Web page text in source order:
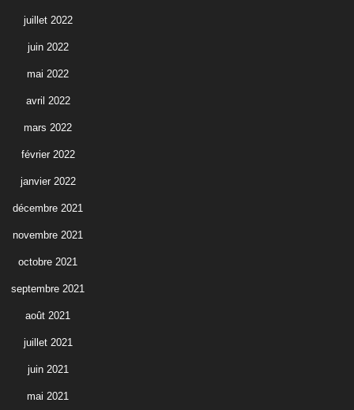
juillet 2022
juin 2022
mai 2022
avril 2022
mars 2022
février 2022
janvier 2022
décembre 2021
novembre 2021
octobre 2021
septembre 2021
août 2021
juillet 2021
juin 2021
mai 2021